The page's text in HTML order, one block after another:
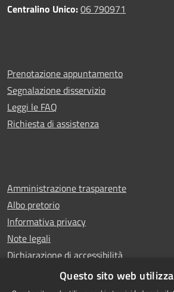
Centralino Unico:06 790971
Prenotazione appuntamento
Segnalazione disservizio
Leggi le FAQ
Richiesta di assistenza
Amministrazione trasparente
Albo pretorio
Informativa privacy
Note legali
Dichiarazione di accessibilità
WhistleblowingQuesto sito web